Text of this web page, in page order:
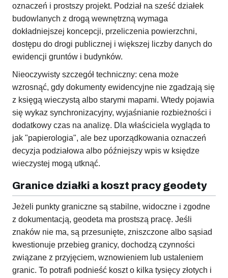
oznaczeń i prostszy projekt. Podział na sześć działek
budowlanych z drogą wewnętrzną wymaga
dokładniejszej koncepcji, przeliczenia powierzchni,
dostępu do drogi publicznej i większej liczby danych do
ewidencji gruntów i budynków.
Nieoczywisty szczegół techniczny: cena może
wzrosnąć, gdy dokumenty ewidencyjne nie zgadzają się
z księgą wieczystą albo starymi mapami. Wtedy pojawia
się wykaz synchronizacyjny, wyjaśnianie rozbieżności i
dodatkowy czas na analizę. Dla właściciela wygląda to
jak "papierologia", ale bez uporządkowania oznaczeń
decyzja podziałowa albo późniejszy wpis w księdze
wieczystej mogą utknąć.
Granice działki a koszt pracy geodety
Jeżeli punkty graniczne są stabilne, widoczne i zgodne
z dokumentacją, geodeta ma prostszą pracę. Jeśli
znaków nie ma, są przesunięte, zniszczone albo sąsiad
kwestionuje przebieg granicy, dochodzą czynności
związane z przyjęciem, wznowieniem lub ustaleniem
granic. To potrafi podnieść koszt o kilka tysięcy złotych i